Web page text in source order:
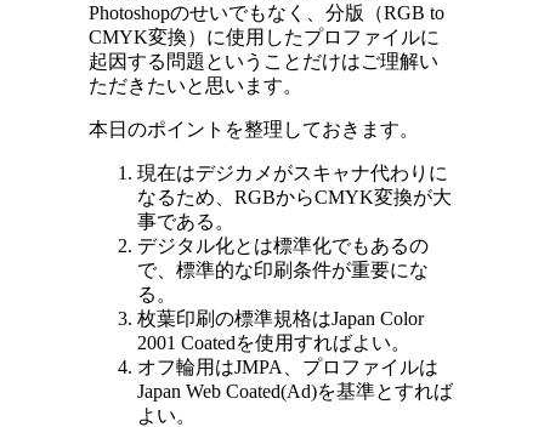
Photoshopのせいでもなく、分版（RGB to
CMYK変換）に使用したプロファイルに
起因する問題ということだけはご理解い
ただきたいと思います。
本日のポイントを整理しておきます。
現在はデジカメがスキャナ代わりに
なるため、RGBからCMYK変換が大
事である。
デジタル化とは標準化でもあるの
で、標準的な印刷条件が重要にな
る。
枚葉印刷の標準規格はJapan Color
2001 Coatedを使用すればよい。
オフ輪用はJMPA、プロファイルは
Japan Web Coated(Ad)を基準とすれば
よい。